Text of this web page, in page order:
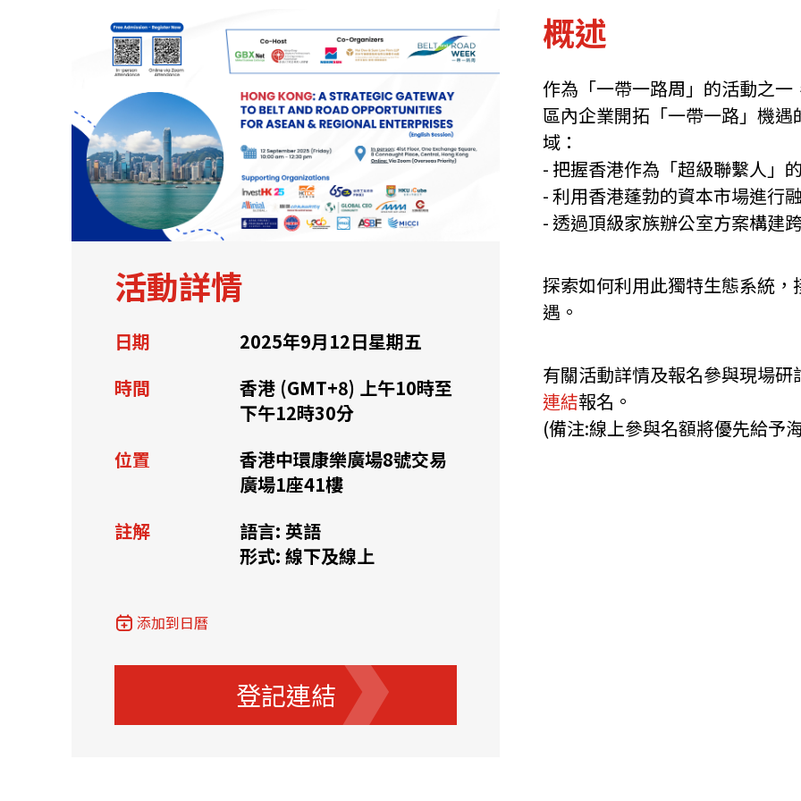
關於我們
聯繫我們
快速連結
資源中心 常見問題 商業機遇﹕政府招標公告 推薦表格
香港家族辦公室 FintechHK
活動詳情
日期
2025年9月12日星期五
時間
香港 (GMT+8) 上午10時至
下午12時30分
位置
香港中環康樂廣場8號交易
廣場1座41樓
註解
語言: 英語
形式: 線下及線上
添加到日曆
登記連結
概述
作為「一帶一路周」的活動之
區內企業開拓「一帶一路」機
域：
- 把握香港作為「超級聯繫人」
- 利用香港蓬勃的資本市場進行
- 透過頂級家族辦公室方案構建
探索如何利用此獨特生態系統
遇。
有關活動詳情及報名參與現場研
連結報名。
(備注:線上參與名額將優先給予